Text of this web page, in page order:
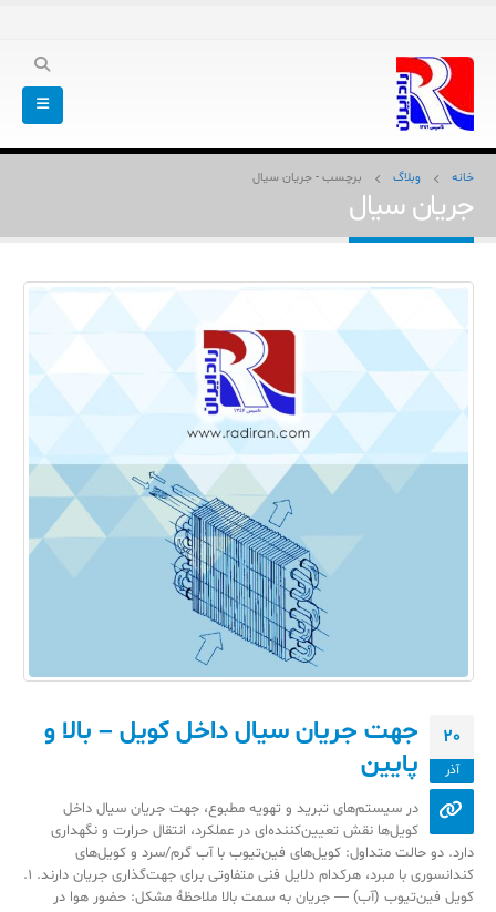
خانه وبلاگ برچسب - جریان سیال
جریان سیال
20
آذر
جهت جریان سیال داخل کویل – بالا و
پایین
در سیستم‌های تبرید و تهویه مطبوع، جهت جریان سیال داخل
کویل‌ها نقش تعیین‌کننده‌ای در عملکرد، انتقال حرارت و نگهداری
دارد. دو حالت متداول: کویل‌های فین‌تیوب با آب گرم/سرد و کویل‌های
کندانسوری با مبرد، هرکدام دلایل فنی متفاوتی برای جهت‌گذاری جریان دارند. ۱.
کویل فین‌تیوب (آب) — جریان به سمت بالا ملاحظۀ مشکل: حضور هوا در